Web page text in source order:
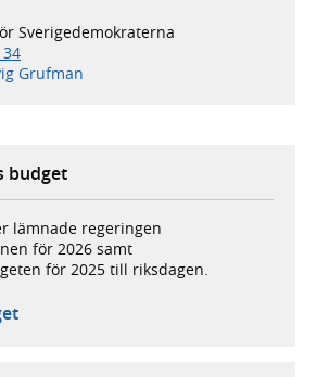
Sverigedemokraterna
Grufman
budget
lämnade regeringen
för 2026 samt
för 2025 till riksdagen.